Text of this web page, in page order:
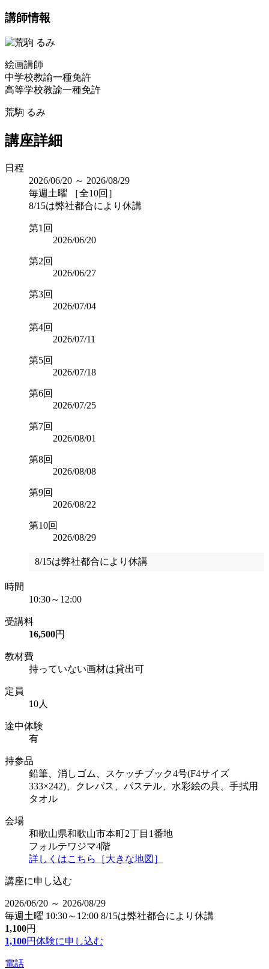
講師情報
絵画講師
中学校教諭一種免許
高等学校教諭一種免許
荒駒 るみ
講座詳細
日程
2026/06/20 ～ 2026/08/29
毎週土曜 ［全10回］
8/15は弊社都合により休講
第1回
2026/06/20
第2回
2026/06/27
第3回
2026/07/04
第4回
2026/07/11
第5回
2026/07/18
第6回
2026/07/25
第7回
2026/08/01
第8回
2026/08/08
第9回
2026/08/22
第10回
2026/08/29
8/15は弊社都合により休講
時間
10:30～12:00
受講料
16,500円
教材費
持っていない画材は貸出可
定員
10人
途中体験
有
持参品
鉛筆、消しゴム、スケッチブック4号(F4サイズ
333×242)、クレパス、パステル、水彩絵の具、手拭用
タオル
会場
和歌山県和歌山市本町2丁目1番地
フォルテワジマ4階
詳しくはこちら［大きな地図］
講座に申し込む
2026/06/20 ～ 2026/08/29
毎週土曜 10:30～12:00 8/15は弊社都合により休講
1,100円
1,100円体験に申し込む
電話